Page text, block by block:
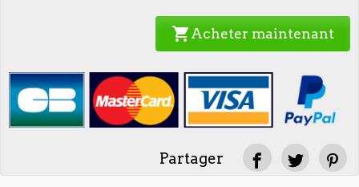
shopping_cart Acheter maintenant
Partager